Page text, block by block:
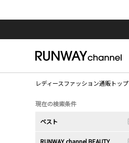
レディースファッション通販トップ
現在の検索条件
ベスト
RUNWAY channel BEAUTY